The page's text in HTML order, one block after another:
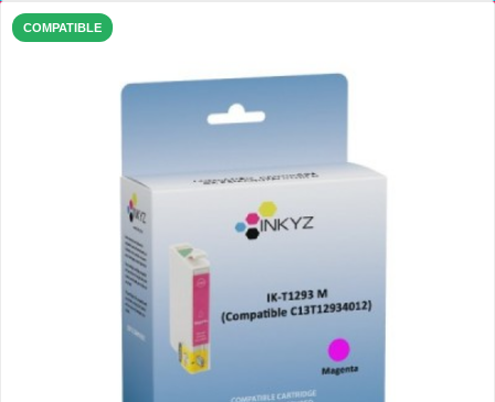
COMPATIBLE